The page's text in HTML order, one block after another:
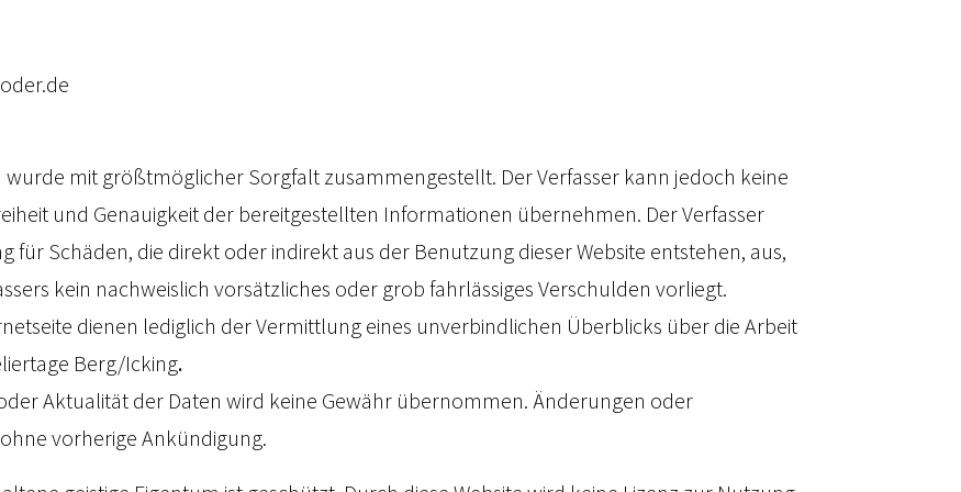
wurde mit größtmöglicher Sorgfalt zusammengestellt. Der Verfasser kann jedoch keine
und Genauigkeit der bereitgestellten Informationen übernehmen. Der Verfasser
für Schäden, die direkt oder indirekt aus der Benutzung dieser Website entstehen, aus,
kein nachweislich vorsätzliches oder grob fahrlässiges Verschulden vorliegt.
dienen lediglich der Vermittlung eines unverbindlichen Überblicks über die Arbeit
Berg/Icking.
Aktualität der Daten wird keine Gewähr übernommen. Änderungen oder
vorherige Ankündigung.